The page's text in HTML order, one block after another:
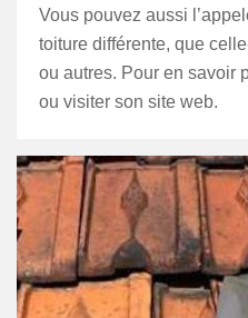
Vous pouvez aussi
toiture différente, que
ou autres. Pour en savoir
ou visiter son site web.